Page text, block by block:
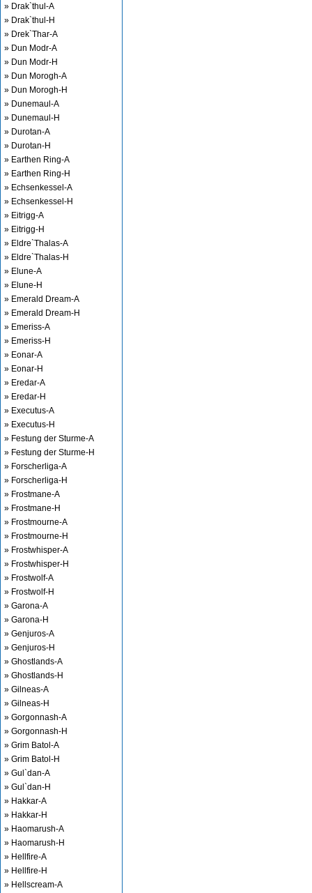
» Drak`thul-A
» Drak`thul-H
» Drek`Thar-A
» Dun Modr-A
» Dun Modr-H
» Dun Morogh-A
» Dun Morogh-H
» Dunemaul-A
» Dunemaul-H
» Durotan-A
» Durotan-H
» Earthen Ring-A
» Earthen Ring-H
» Echsenkessel-A
» Echsenkessel-H
» Eitrigg-A
» Eitrigg-H
» Eldre`Thalas-A
» Eldre`Thalas-H
» Elune-A
» Elune-H
» Emerald Dream-A
» Emerald Dream-H
» Emeriss-A
» Emeriss-H
» Eonar-A
» Eonar-H
» Eredar-A
» Eredar-H
» Executus-A
» Executus-H
» Festung der Sturme-A
» Festung der Sturme-H
» Forscherliga-A
» Forscherliga-H
» Frostmane-A
» Frostmane-H
» Frostmourne-A
» Frostmourne-H
» Frostwhisper-A
» Frostwhisper-H
» Frostwolf-A
» Frostwolf-H
» Garona-A
» Garona-H
» Genjuros-A
» Genjuros-H
» Ghostlands-A
» Ghostlands-H
» Gilneas-A
» Gilneas-H
» Gorgonnash-A
» Gorgonnash-H
» Grim Batol-A
» Grim Batol-H
» Gul`dan-A
» Gul`dan-H
» Hakkar-A
» Hakkar-H
» Haomarush-A
» Haomarush-H
» Hellfire-A
» Hellfire-H
» Hellscream-A